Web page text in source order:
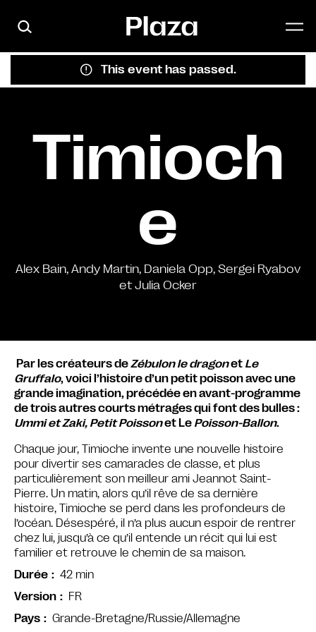
This event has passed.
Timioch
e
Alex Bain, Andy Martin, Daniela Opp, Sergei Ryabov
et Julia Ocker
Par les créateurs deZébulon le dragonet Le
Gruffalo, voici l’histoire d’un petit poisson avec une
grande imagination, précédée en avant-programme
de trois autres courts métrages qui font des bulles :
Ummi et Zaki, Petit Poissonet Le Poisson-Ballon.
Chaque jour, Timioche invente une nouvelle histoire
pour divertir ses camarades de classe, et plus
particulièrement son meilleur ami Jeannot Saint-
Pierre. Un matin, alors qu’il rêve de sa dernière
histoire, Timioche se perd dans les profondeurs de
l’océan. Désespéré, il n’a plus aucun espoir de rentrer
chez lui, jusqu’à ce qu’il entende un récit qui lui est
familier et retrouve le chemin de sa maison.
Durée
42 min
Version
FR
Pays
Grande-Bretagne/Russie/Allemagne